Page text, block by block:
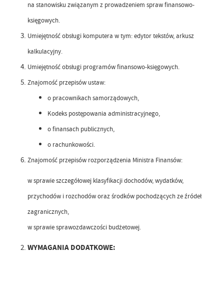
na stanowisku związanym z prowadzeniem spraw finansowo-
księgowych.
Umiejętność obsługi komputera w tym: edytor tekstów, arkusz
kalkulacyjny.
Umiejętność obsługi programów finansowo-księgowych.
Znajomość przepisów ustaw:
o pracownikach samorządowych,
Kodeks postępowania administracyjnego,
o finansach publicznych,
o rachunkowości.
Znajomość przepisów rozporządzenia Ministra Finansów:
w sprawie szczegółowej klasyfikacji dochodów, wydatków,
przychodów i rozchodów oraz środków pochodzących ze źródeł
zagranicznych,
w sprawie sprawozdawczości budżetowej.
WYMAGANIA DODATKOWE: